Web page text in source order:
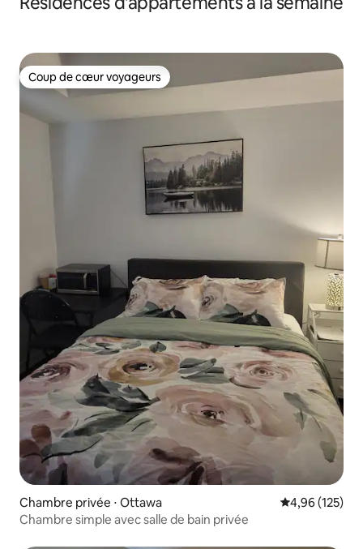
Coup de cœur voyageurs
Coup de cœur voyageurs
Chambre privée ⋅ Ottawa Évaluation
4,96 (125)
Chambre simple avec salle de bain privée